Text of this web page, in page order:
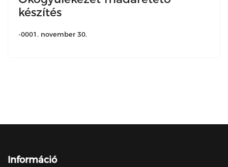
készítés
-0001. november 30.
Információ